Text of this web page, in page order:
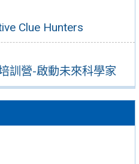
Clue Hunters
訓營-啟動未來科學家